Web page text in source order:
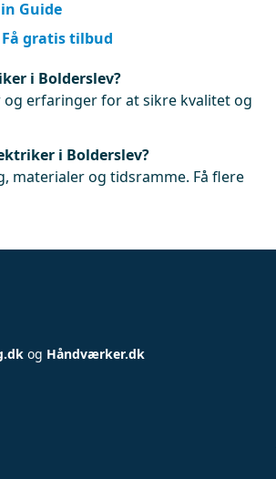
Guide
gratis tilbud
i Bolderslev?
erfaringer for at sikre kvalitet og
i Bolderslev?
materialer og tidsramme. Få flere
og Håndværker.dk